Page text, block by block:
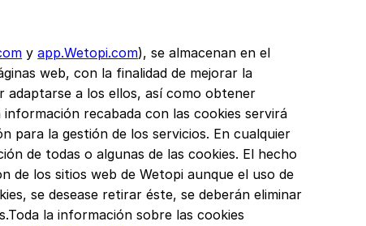
yapp.Wetopi.com), se almacenan en el
web, con la finalidad de mejorar la
adaptarse a los ellos, así como obtener
recabada con las cookies servirá
para la gestión de los servicios. En cualquier
de todas o algunas de las cookies. El hecho
de los sitios web de Wetopi aunque el uso de
se desease retirar éste, se deberán eliminar
la información sobre las cookies